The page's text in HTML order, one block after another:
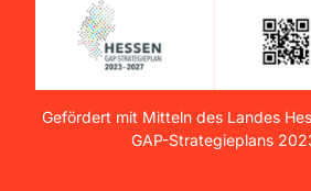
Gefördert mit Mitteln des Landes
GAP-Strategieplans